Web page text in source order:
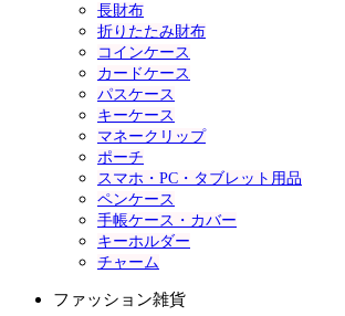
長財布
折りたたみ財布
コインケース
カードケース
パスケース
キーケース
マネークリップ
ポーチ
スマホ・PC・タブレット用品
ペンケース
手帳ケース・カバー
キーホルダー
チャーム
ファッション雑貨